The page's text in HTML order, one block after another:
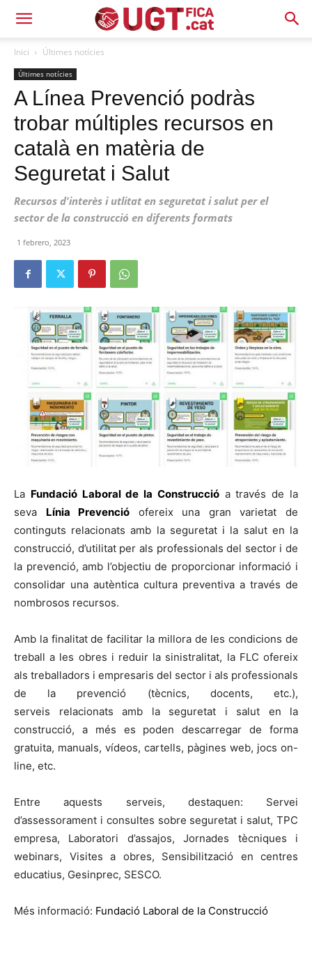
Inici Últimes notícies
Últimes notícies
A Línea Prevenció podràs
trobar múltiples recursos en
català en matèria de
Seguretat i Salut
Recursos d'interès i utlitat en seguretat i salut per el
sector de la construcció en diferents formats
1 febrero, 2023
La Fundació Laboral de la Construccióa través de la
seva Línia Prevenció ofereix una gran varietat de
continguts relacionats amb la seguretat i la salut en la
construcció, d’utilitat per als professionals del sector i de
la prevenció, amb l’objectiu de proporcionar informació i
consolidar una autèntica cultura preventiva a través de
nombrosos recursos.
Amb la finalitat de facilitar la millora de les condicions de
treball a les obres i reduir la sinistralitat, la FLC ofereix
als treballadors i empresaris del sector i als professionals
de la prevenció (tècnics, docents, etc.),
serveis relacionats amb la seguretat i salut en la
construcció, a més es poden descarregar de forma
gratuita, manuals, vídeos, cartells, pàgines web, jocs on-
line, etc.
Entre aquests serveis, destaquen: Servei
d’assessorament i consultes sobre seguretat i salut, TPC
empresa, Laboratori d’assajos, Jornades tècniques i
webinars, Visites a obres, Sensibilització en centres
educatius, Gesinprec, SESCO.
Més informació: Fundació Laboral de la Construcció